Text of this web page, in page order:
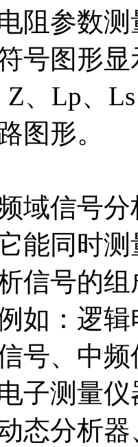
阻参数
号图形
、Lp、
图形。
域信号
能同时
信号的
如：逻
号、中
子测量
态分析